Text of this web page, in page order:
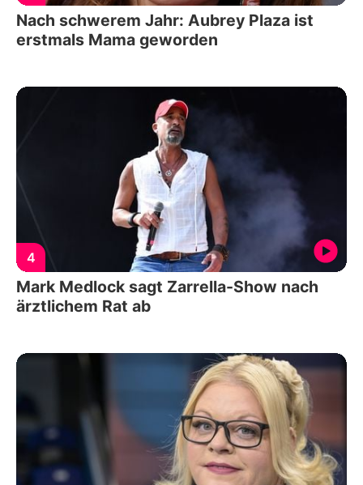
Nach schwerem Jahr: Aubrey Plaza ist
erstmals Mama geworden
4
Mark Medlock sagt Zarrella-Show nach
ärztlichem Rat ab